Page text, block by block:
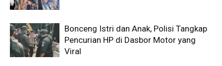
Bonceng Istri dan Anak, Polisi Tangkap
Pencurian HP di Dasbor Motor yang
Viral